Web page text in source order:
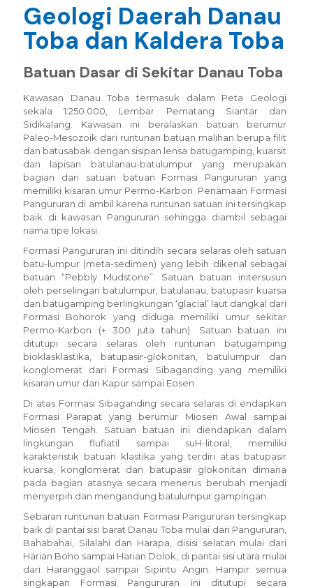
Geologi Daerah Danau
Toba dan Kaldera Toba
Batuan Dasar di Sekitar Danau Toba
Kawasan Danau Toba termasuk dalam Peta Geologi
sekala 1:250.000, Lembar Pematang Siantar dan
Sidikalang. Kawasan ini beralaskan batuan berumur
Paleo-Mesozoik dari runtunan batuan malihan berupa filit
dan batusabak dengan sisipan lensa batugamping, kuarsit
dan lapisan batulanau-batulumpur yang merupakan
bagian dari satuan batuan Formasi Pangururan yang
memiliki kisaran umur Permo-Karbon. Penamaan Formasi
Pangururan di ambil karena runtunan satuan ini tersingkap
baik di kawasan Pangururan sehingga diambil sebagai
nama tipe lokasi.
Formasi Pangururan ini ditindih secara selaras oleh satuan
batu-lumpur (meta-sedimen) yang lebih dikenal sebagai
batuan “Pebbly Mudstone”. Satuan batuan initersusun
oleh perselingan batulumpur, batulanau, batupasir kuarsa
dan batugamping berlingkungan ‘glacial’ laut dangkal dari
Formasi Bohorok yang diduga memiliki umur sekitar
Permo-Karbon (+ 300 juta tahun). Satuan batuan ini
ditutupi secara selaras oleh runtunan batugamping
bioklasklastika, batupasir-glokonitan, batulumpur dan
konglomerat dari Formasi Sibaganding yang memiliki
kisaran umur dari Kapur sampai Eosen.
Di atas Formasi Sibaganding secara selaras di endapkan
Formasi Parapat yang berumur Miosen Awal sampai
Miosen Tengah. Satuan batuan ini diendapkan dalam
lingkungan flufiatil sampai suH-litoral, memiliki
karakteristik batuan klastika yang terdiri atas batupasir
kuarsa, konglomerat dan batupasir glokonitan dimana
pada bagian atasnya secara menerus berubah menjadi
menyerpih dan mengandung batulumpur gampingan.
Sebaran runtunan batuan Formasi Pangururan tersingkap
baik di pantai sisi barat Danau Toba mulai dari Pangururan,
Bahabahai, Silalahi dan Harapa, disisi selatan mulai dari
Harian Boho sampai Harian Dolok, di pantai sisi utara mulai
dari Haranggaol sampai Sipintu Angin. Hampir semua
singkapan Formasi Pangururan ini ditutupi secara